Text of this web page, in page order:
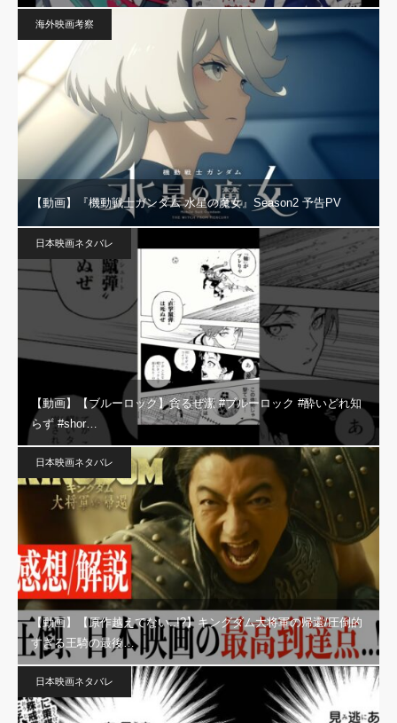
海外映画考察
【動画】『機動戦士ガンダム 水星の魔女』Season2 予告PV
日本映画ネタバレ
【動画】【ブルーロック】貪るぜ潔 #ブルーロック #酔いどれ知
らず #shor…
日本映画ネタバレ
【動画】【原作越えてない..!?】キングダム大将軍の帰還/圧倒的
すぎる王騎の最後…
日本映画ネタバレ